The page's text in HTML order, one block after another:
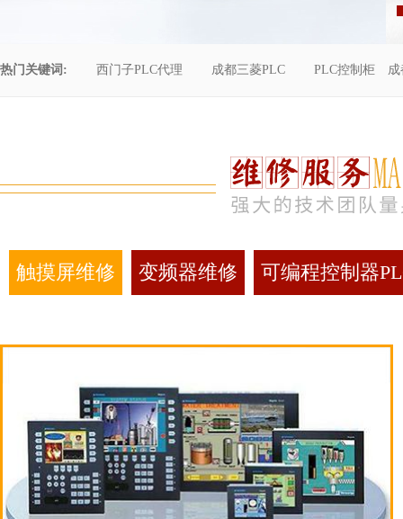
热门关键词: 西门子PLC代理 成都三菱PLC PLC控制柜
触摸屏维修 变频器维修 可编程控制器